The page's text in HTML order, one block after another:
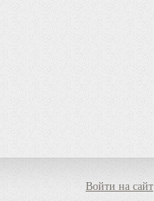
Войти на сайт